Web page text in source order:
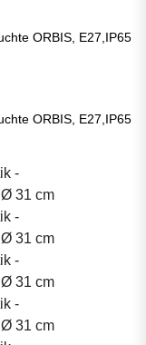
ORBIS, E27,IP65
ORBIS, E27,IP65